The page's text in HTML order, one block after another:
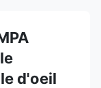
d'oeil